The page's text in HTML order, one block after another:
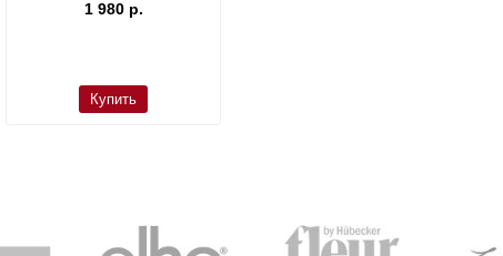
1 980 р.
Купить